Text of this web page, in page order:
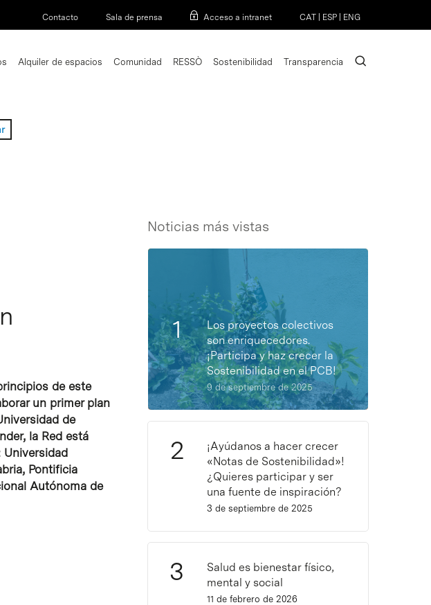
Contacto Sala de prensa Acceso a intranet CAT ESP ENG
Alquiler de espacios Comunidad RESSÒ Sostenibilidad Transparencia search
de este
un primer plan
de
la Red está
Universidad
Pontificia
Autónoma de
Noticias más vistas
Los proyectos colectivos
son enriquecedores.
¡Participa y haz crecer la
Sostenibilidad en el PCB!
9 de septiembre de 2025
¡Ayúdanos a hacer crecer
«Notas de Sostenibilidad»!
¿Quieres participar y ser
una fuente de inspiración?
3 de septiembre de 2025
Salud es bienestar físico,
mental y social
11 de febrero de 2026